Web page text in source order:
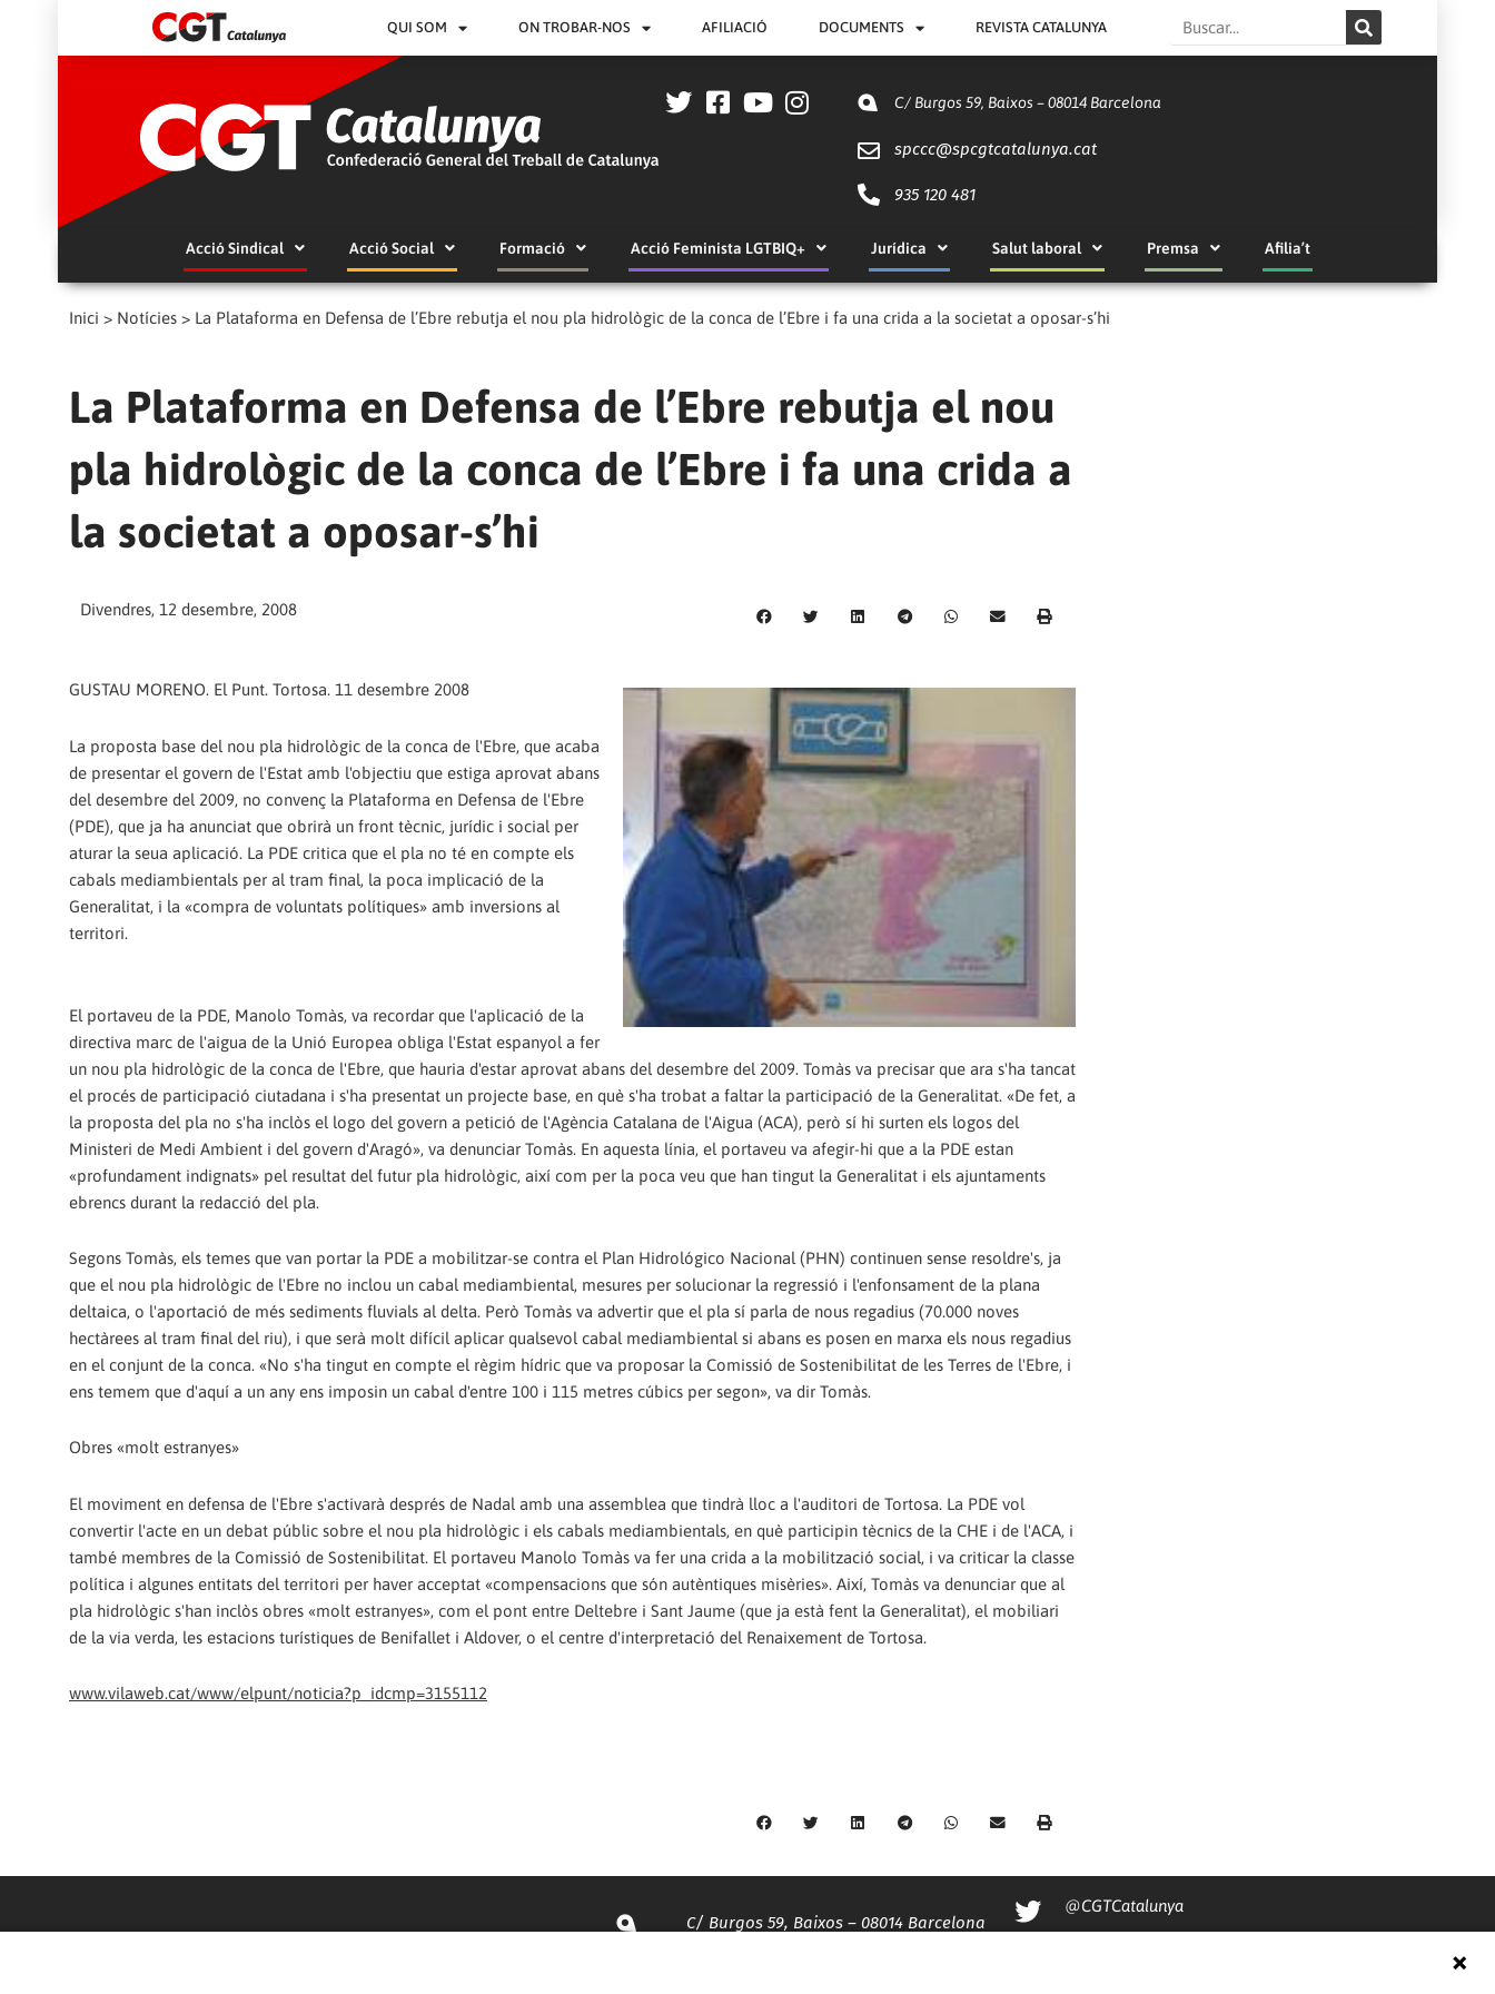
QUI SOM ON TROBAR-NOS AFILIACIÓ DOCUMENTS REVISTA CATALUNYA Search
C/ Burgos 59, Baixos – 08014 Barcelona
spccc@spcgtcatalunya.cat
935 120 481
Acció Sindical Acció Social Formació Acció Feminista LGTBIQ+ Jurídica Salut laboral Premsa Afilia’t
Inici > Notícies > La Plataforma en Defensa de l’Ebre rebutja el nou pla hidrològic de la conca de l’Ebre i fa una crida a la societat a oposar-s’hi
La Plataforma en Defensa de l’Ebre rebutja el nou
pla hidrològic de la conca de l’Ebre i fa una crida a
la societat a oposar-s’hi
Divendres, 12 desembre, 2008
GUSTAU MORENO. El Punt. Tortosa. 11 desembre 2008
La proposta base del nou pla hidrològic de la conca de l'Ebre, que acaba
de presentar el govern de l'Estat amb l'objectiu que estiga aprovat abans
del desembre del 2009, no convenç la Plataforma en Defensa de l'Ebre
(PDE), que ja ha anunciat que obrirà un front tècnic, jurídic i social per
aturar la seua aplicació. La PDE critica que el pla no té en compte els
cabals mediambientals per al tram final, la poca implicació de la
Generalitat, i la «compra de voluntats polítiques» amb inversions al
territori.
El portaveu de la PDE, Manolo Tomàs, va recordar que l'aplicació de la
directiva marc de l'aigua de la Unió Europea obliga l'Estat espanyol a fer
un nou pla hidrològic de la conca de l'Ebre, que hauria d'estar aprovat abans del desembre del 2009. Tomàs va precisar que ara s'ha tancat
el procés de participació ciutadana i s'ha presentat un projecte base, en què s'ha trobat a faltar la participació de la Generalitat. «De fet, a
la proposta del pla no s'ha inclòs el logo del govern a petició de l'Agència Catalana de l'Aigua (ACA), però sí hi surten els logos del
Ministeri de Medi Ambient i del govern d'Aragó», va denunciar Tomàs. En aquesta línia, el portaveu va afegir-hi que a la PDE estan
«profundament indignats» pel resultat del futur pla hidrològic, així com per la poca veu que han tingut la Generalitat i els ajuntaments
ebrencs durant la redacció del pla.
Segons Tomàs, els temes que van portar la PDE a mobilitzar-se contra el Plan Hidrológico Nacional (PHN) continuen sense resoldre's, ja
que el nou pla hidrològic de l'Ebre no inclou un cabal mediambiental, mesures per solucionar la regressió i l'enfonsament de la plana
deltaica, o l'aportació de més sediments fluvials al delta. Però Tomàs va advertir que el pla sí parla de nous regadius (70.000 noves
hectàrees al tram final del riu), i que serà molt difícil aplicar qualsevol cabal mediambiental si abans es posen en marxa els nous regadius
en el conjunt de la conca. «No s'ha tingut en compte el règim hídric que va proposar la Comissió de Sostenibilitat de les Terres de l'Ebre, i
ens temem que d'aquí a un any ens imposin un cabal d'entre 100 i 115 metres cúbics per segon», va dir Tomàs.
Obres «molt estranyes»
El moviment en defensa de l'Ebre s'activarà després de Nadal amb una assemblea que tindrà lloc a l'auditori de Tortosa. La PDE vol
convertir l'acte en un debat públic sobre el nou pla hidrològic i els cabals mediambientals, en què participin tècnics de la CHE i de l'ACA, i
també membres de la Comissió de Sostenibilitat. El portaveu Manolo Tomàs va fer una crida a la mobilització social, i va criticar la classe
política i algunes entitats del territori per haver acceptat «compensacions que són autèntiques misèries». Així, Tomàs va denunciar que al
pla hidrològic s'han inclòs obres «molt estranyes», com el pont entre Deltebre i Sant Jaume (que ja està fent la Generalitat), el mobiliari
de la via verda, les estacions turístiques de Benifallet i Aldover, o el centre d'interpretació del Renaixement de Tortosa.
www.vilaweb.cat/www/elpunt/noticia?p_idcmp=3155112
C/ Burgos 59, Baixos – 08014 Barcelona
@CGTCatalunya